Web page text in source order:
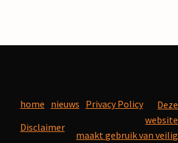
home nieuws Privacy Policy
Disclaimer
Deze
website
maakt gebruik van veilig